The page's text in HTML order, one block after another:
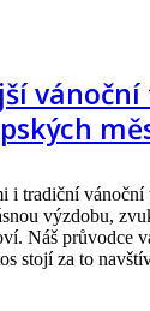
vánoční
i tradiční vánoční
výzdobu,
Náš průvodce
stojí za to